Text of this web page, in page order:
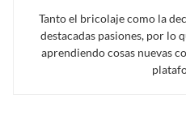
Tanto el bricolaje como la
destacadas pasiones, por lo
aprendiendo cosas nuevas